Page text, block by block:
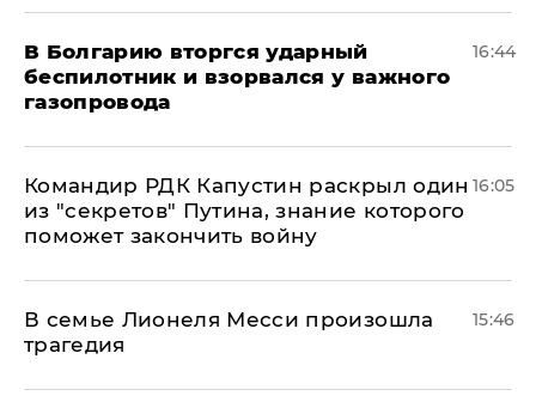
В Болгарию вторгся ударный
беспилотник и взорвался у важного
газопровода
16:44
Командир РДК Капустин раскрыл один
из "секретов" Путина, знание которого
поможет закончить войну
16:05
В семье Лионеля Месси произошла
трагедия
15:46